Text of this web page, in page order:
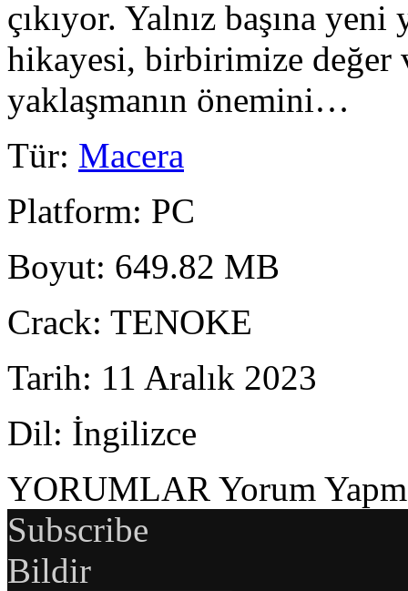
çıkıyor. Yalnız başına yeni
hikayesi, birbirimize değer
yaklaşmanın önemini…
Tür: Macera
Platform: PC
Boyut: 649.82 MB
Crack: TENOKE
Tarih: 11 Aralık 2023
Dil: İngilizce
YORUMLAR Yorum
Subscribe
Bildir